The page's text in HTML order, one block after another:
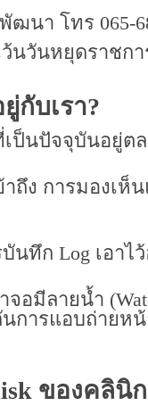
า โทร 065-
ว้นวันหยุดราชกา
กับเรา?
เป็นปัจจุบันอยู่ต
ถึง การมองเห็
ทึก Log เอาไ
อมีลายน้ำ
การแอบถ่ายห
ของคลินิ